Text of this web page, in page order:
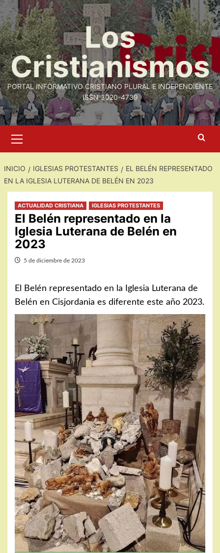
Saltar
al
contenido
Los
Cristianismos
PORTAL INFORMATIVO CRISTIANO PLURAL E INDEPENDIENTE
ISSN 3020-4739
primario
INICIO IGLESIAS PROTESTANTES
EL BELÉN REPRESENTADO
EN LA IGLESIA LUTERANA DE BELÉN EN 2023
ACTUALIDAD CRISTIANA IGLESIAS PROTESTANTES
El Belén representado en la
Iglesia Luterana de Belén en
2023
5 de diciembre de 2023
El Belén representado en la Iglesia Luterana de
Belén en Cisjordania es diferente este año 2023.